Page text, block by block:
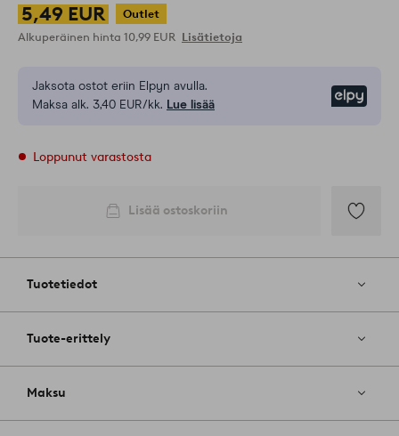
5,49 EUR
Outlet
Alkuperäinen hinta 10,99 EUR Lisätietoja
Jaksota ostot eriin Elpyn avulla.
Maksa alk. 3,40 EUR/kk. Lue lisää
Loppunut varastosta
Lisää ostoskoriin
Tuotetiedot
Tuote-erittely
Maksu